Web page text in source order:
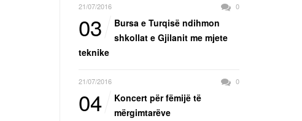
21/07/2016 0
03
Bursa e Turqisë ndihmon
shkollat e Gjilanit me mjete
teknike
21/07/2016 0
04
Koncert për fëmijë të
mërgimtarëve